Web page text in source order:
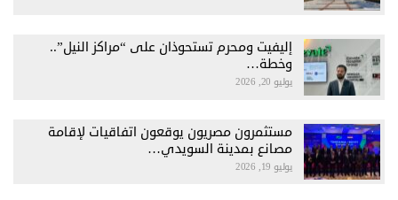
إليفيت ومحرم تستحوذان على “مراكز النيل”..
وخطة…
يوليو 20, 2026
مستثمرون مصريون يوقعون اتفاقيات لإقامة
مصانع بمدينة السويدي…
يوليو 19, 2026